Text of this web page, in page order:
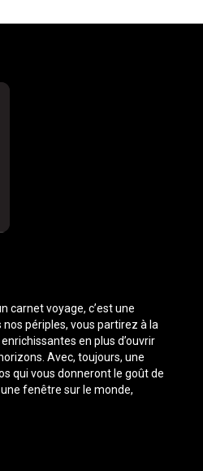
carnet voyage, c’est une
périples, vous partirez à la
en plus d’ouvrir
Avec, toujours, une
qui vous donneront le goût de
fenêtre sur le monde,